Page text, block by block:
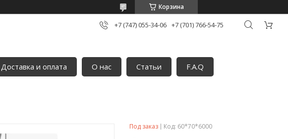
Корзина
+7 (747) 055-34-06 +7 (701) 766-54-75
Доставка и оплата О нас Статьи F.A.Q
Под заказ Код: 60*70*6000